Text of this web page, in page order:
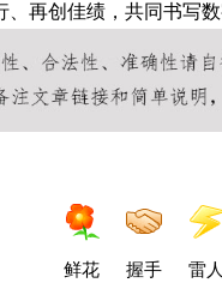
再创佳绩，共同书写
鲜花 握手 雷